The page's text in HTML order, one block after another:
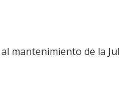
mantenimiento de la